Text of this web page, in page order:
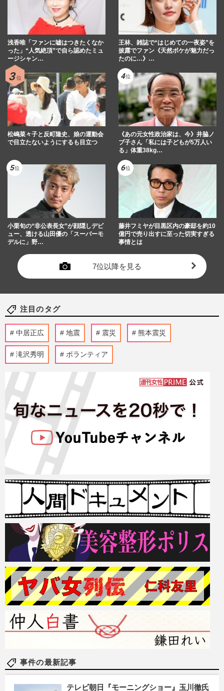
浅香唯「ファンに嘘はつきたくなか
った」“人気絶頂”で自ら認めたミュ
ージシャン…
王林、雑誌で“はじめての一夜姿”を
披露でファン《天然ボケが魅力だっ
たのに…》…
松嶋菜々子と反町隆史、娘の運動会
で目立たないようにするも目立つ
《あの元女性政治家は、今》井脇ノ
ブ子さん「私には子どもが5万人い
る」体重38kg…
小栗旬の“非公表長女”が顔隠しデビ
ュー、透ける山田優の「スーパーモ
デルに」野…
藤井フミヤが目黒区内の豪邸を約10
億円で売り出すに至った切実すぎる
事情とは
7位以降を見る
注目のタグ
中居正広 地震 震災 熊本震災
滝沢秀明 ボランティア
事件の最新記事
テレビ朝日『モーニングショー』玉川徹氏